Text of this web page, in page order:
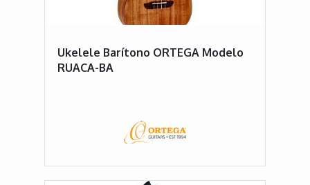
Ukelele Barítono ORTEGA Modelo
RUACA-BA